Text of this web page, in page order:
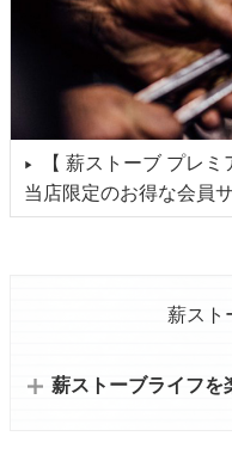
▶
【 薪ストーブ プレミ
当店限定のお得な会員
薪スト
薪ストーブライフを